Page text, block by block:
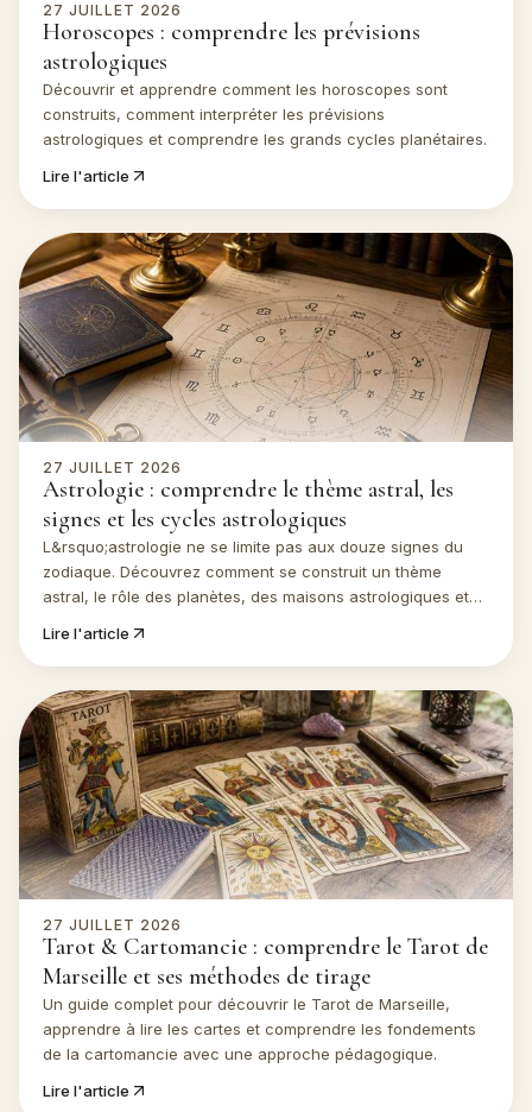
27 JUILLET 2026
Horoscopes : comprendre les prévisions
astrologiques
Découvrir et apprendre comment les horoscopes sont
construits, comment interpréter les prévisions
astrologiques et comprendre les grands cycles planétaires.
Lire l'article
27 JUILLET 2026
Astrologie : comprendre le thème astral, les
signes et les cycles astrologiques
L&rsquo;astrologie ne se limite pas aux douze signes du
zodiaque. Découvrez comment se construit un thème
astral, le rôle des planètes, des maisons astrologiques et
Lire l'article
27 JUILLET 2026
Tarot & Cartomancie : comprendre le Tarot de
Marseille et ses méthodes de tirage
Un guide complet pour découvrir le Tarot de Marseille,
apprendre à lire les cartes et comprendre les fondements
de la cartomancie avec une approche pédagogique.
Lire l'article